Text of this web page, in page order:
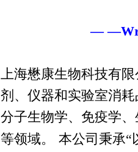
—
上海懋康生物科技有
剂、仪器和实验室消
分子生物学、免疫学
等领域。
本公司秉承“